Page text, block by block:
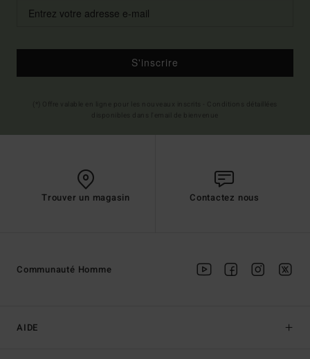
S'inscrire
Trouver un magasin Contactez nous
AIDE
Communauté Homme